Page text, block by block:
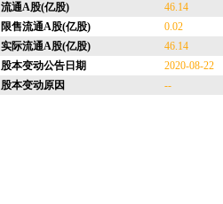
流通A股(亿股)
46.14
限售流通A股(亿股)
0.02
实际流通A股(亿股)
46.14
股本变动公告日期
2020-08-22
股本变动原因
--